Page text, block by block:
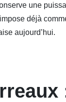
une
déjà
aujourd’hui.